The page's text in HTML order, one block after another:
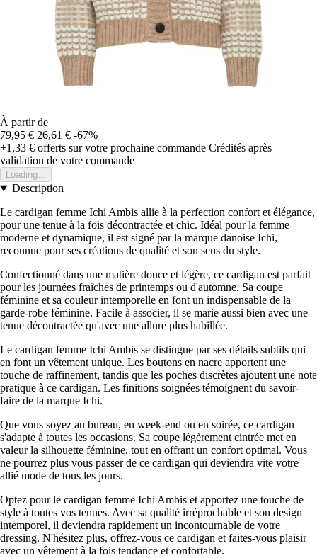
À partir de
79,95 € 26,61 € -67%
+1,33 € offerts sur votre prochaine commande Crédités après
validation de votre commande
Loading...
Description
Le cardigan femme Ichi Ambis allie à la perfection confort et élégance,
pour une tenue à la fois décontractée et chic. Idéal pour la femme
moderne et dynamique, il est signé par la marque danoise Ichi,
reconnue pour ses créations de qualité et son sens du style.
Confectionné dans une matière douce et légère, ce cardigan est parfait
pour les journées fraîches de printemps ou d'automne. Sa coupe
féminine et sa couleur intemporelle en font un indispensable de la
garde-robe féminine. Facile à associer, il se marie aussi bien avec une
tenue décontractée qu'avec une allure plus habillée.
Le cardigan femme Ichi Ambis se distingue par ses détails subtils qui
en font un vêtement unique. Les boutons en nacre apportent une
touche de raffinement, tandis que les poches discrètes ajoutent une note
pratique à ce cardigan. Les finitions soignées témoignent du savoir-
faire de la marque Ichi.
Que vous soyez au bureau, en week-end ou en soirée, ce cardigan
s'adapte à toutes les occasions. Sa coupe légèrement cintrée met en
valeur la silhouette féminine, tout en offrant un confort optimal. Vous
ne pourrez plus vous passer de ce cardigan qui deviendra vite votre
allié mode de tous les jours.
Optez pour le cardigan femme Ichi Ambis et apportez une touche de
style à toutes vos tenues. Avec sa qualité irréprochable et son design
intemporel, il deviendra rapidement un incontournable de votre
dressing. N'hésitez plus, offrez-vous ce cardigan et faites-vous plaisir
avec un vêtement à la fois tendance et confortable.